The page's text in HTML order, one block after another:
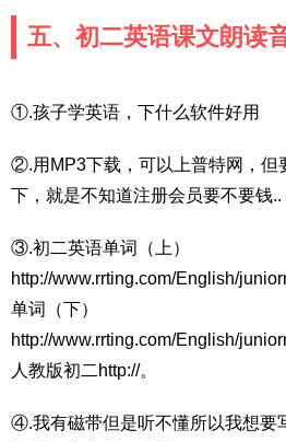
五、初二英语课文朗读
①.孩子学英语，下什么软件好用
②.用MP3下载，可以上普特网，但
下，就是不知道注册会员要不要钱..
③.初二英语单词（上）
http://www.rrting.com/English/
单词（下）
http://www.rrting.com/English/
人教版初二http://。
④.我有磁带但是听不懂所以我想要